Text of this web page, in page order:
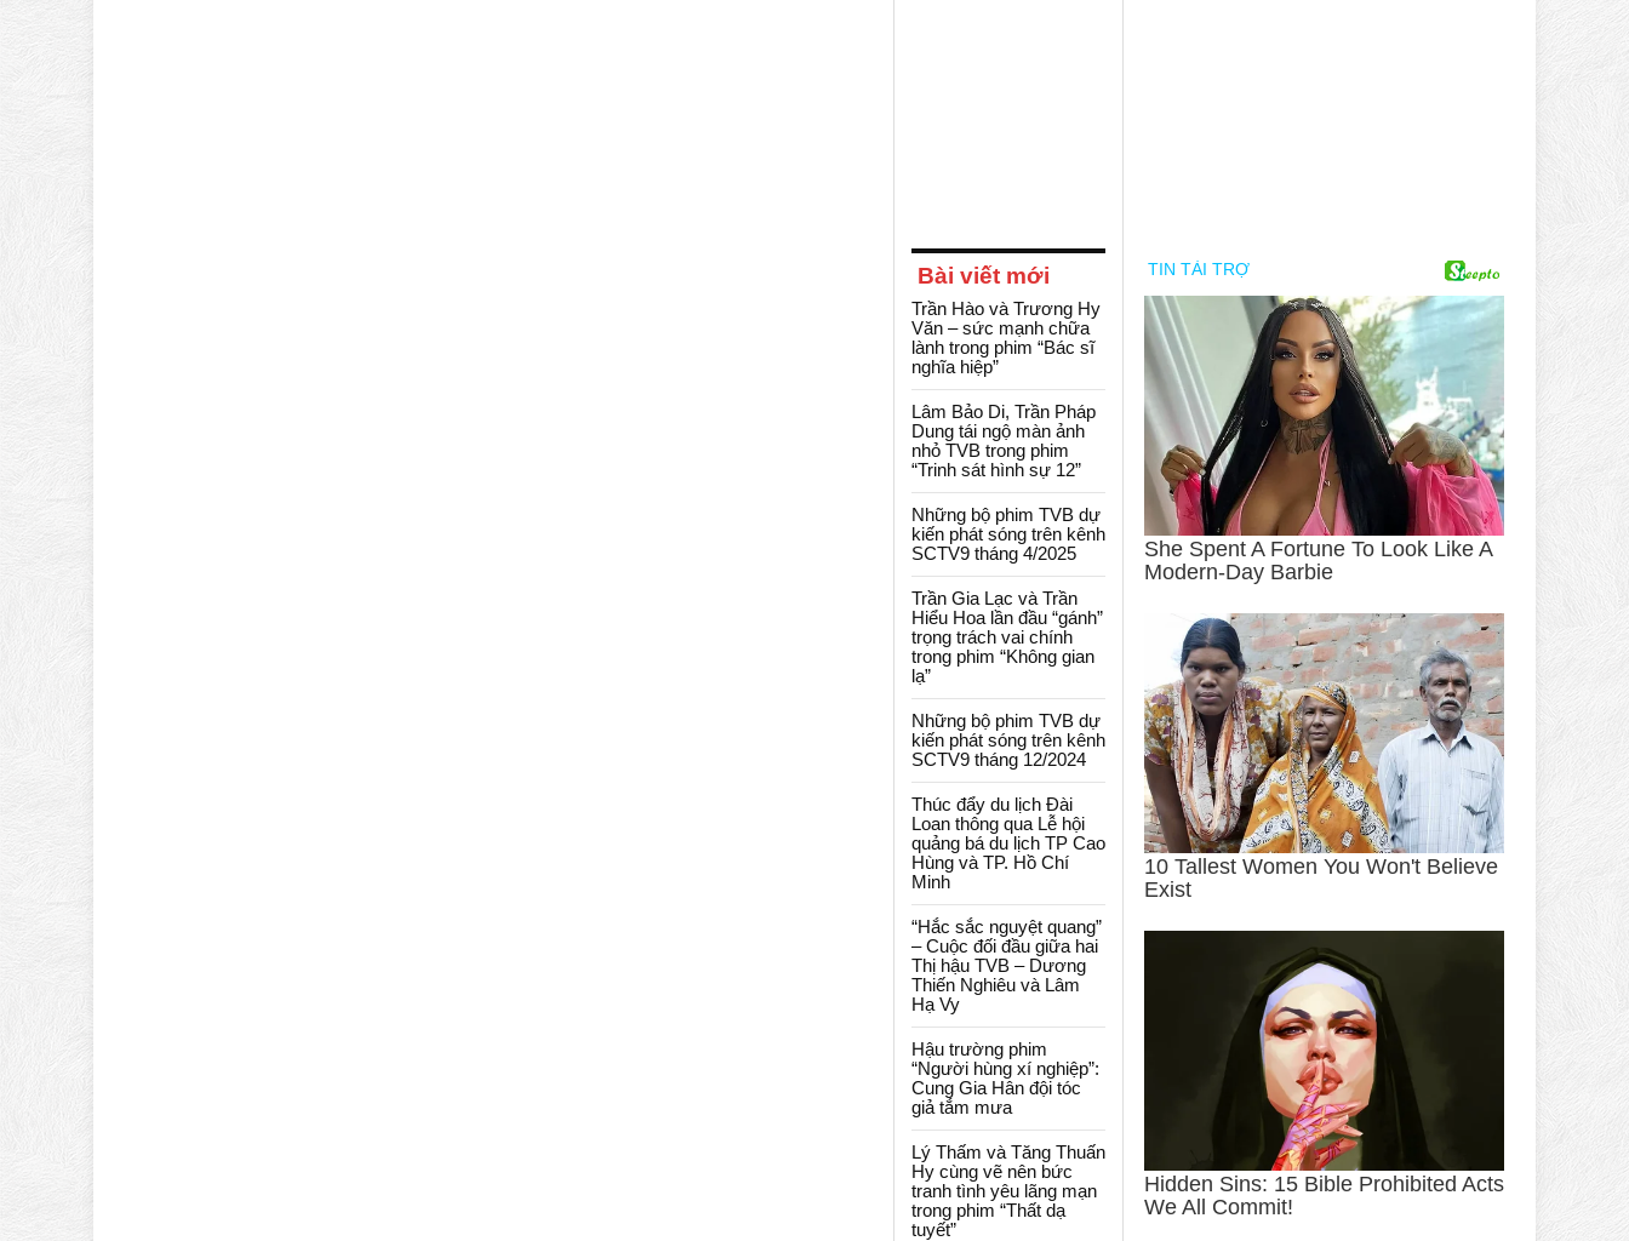
Bài viết mới
Trần Hào và Trương Hy
Văn – sức mạnh chữa
lành trong phim “Bác sĩ
nghĩa hiệp”
Lâm Bảo Di, Trần Pháp
Dung tái ngộ màn ảnh
nhỏ TVB trong phim
“Trinh sát hình sự 12”
Những bộ phim TVB dự
kiến phát sóng trên kênh
SCTV9 tháng 4/2025
Trần Gia Lạc và Trần
Hiểu Hoa lần đầu “gánh”
trọng trách vai chính
trong phim “Không gian
lạ”
Những bộ phim TVB dự
kiến phát sóng trên kênh
SCTV9 tháng 12/2024
Thúc đẩy du lịch Đài
Loan thông qua Lễ hội
quảng bá du lịch TP Cao
Hùng và TP. Hồ Chí
Minh
“Hắc sắc nguyệt quang”
– Cuộc đối đầu giữa hai
Thị hậu TVB – Dương
Thiến Nghiêu và Lâm
Hạ Vy
Hậu trường phim
“Người hùng xí nghiệp”:
Cung Gia Hân đội tóc
giả tắm mưa
Lý Thấm và Tăng Thuấn
Hy cùng vẽ nên bức
tranh tình yêu lãng mạn
trong phim “Thất dạ
tuyết”